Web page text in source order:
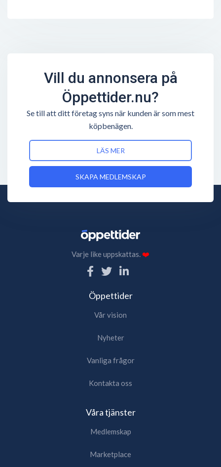
Vill du annonsera på
Öppettider.nu?
Se till att ditt företag syns när kunden är som mest
köpbenägen.
LÄS MER
SKAPA MEDLEMSKAP
Varje like uppskattas.❤️
Öppettider
Vår vision
Nyheter
Vanliga frågor
Kontakta oss
Våra tjänster
Medlemskap
Marketplace